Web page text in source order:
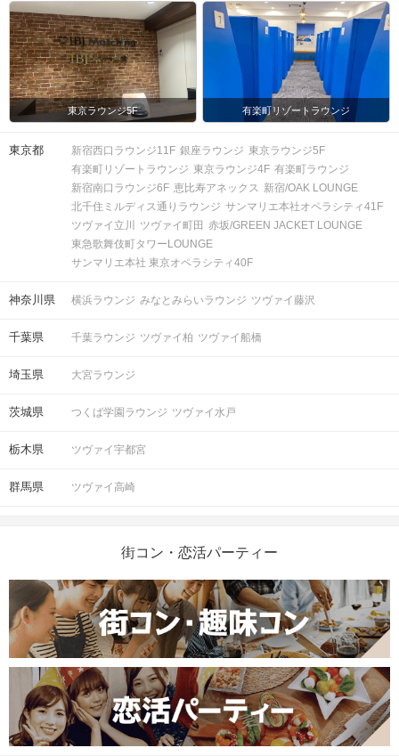
東京ラウンジ5F 有楽町リゾートラウンジ
東京都 新宿西口ラウンジ11F 銀座ラウンジ 東京ラウンジ5F
有楽町リゾートラウンジ 東京ラウンジ4F 有楽町ラウンジ
新宿南口ラウンジ6F 恵比寿アネックス 新宿/OAK LOUNGE
北千住ミルディス通りラウンジ サンマリエ本社オペラシティ41F
ツヴァイ立川
ツヴァイ町田 赤坂/GREEN JACKET LOUNGE
東急歌舞伎町タワーLOUNGE
サンマリエ本社 東京オペラシティ40F
神奈川県 横浜ラウンジ みなとみらいラウンジ ツヴァイ藤沢
千葉県 千葉ラウンジ ツヴァイ柏 ツヴァイ船橋
埼玉県 大宮ラウンジ
茨城県 つくば学園ラウンジ ツヴァイ水戸
栃木県 ツヴァイ宇都宮
群馬県 ツヴァイ高崎
街コン・恋活パーティー